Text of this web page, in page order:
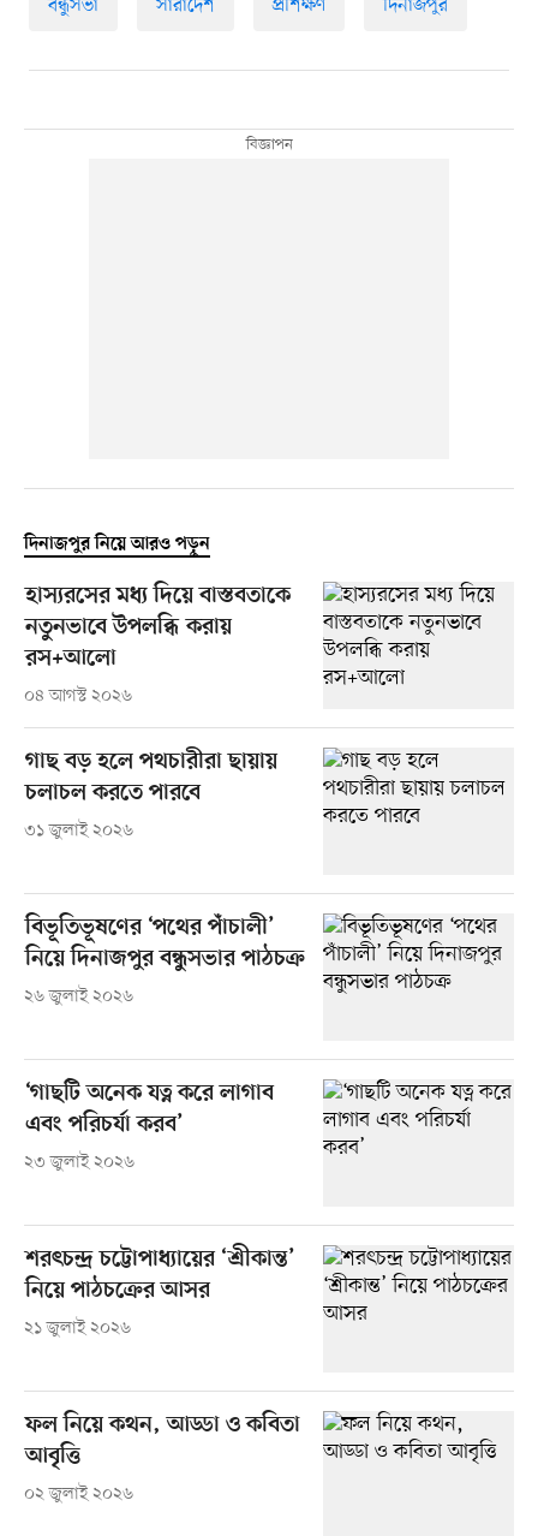
বন্ধুসভা সারাদেশ প্রশিক্ষণ দিনাজপুর
দিনাজপুর নিয়ে আরও পড়ুন
হাস্যরসের মধ্য দিয়ে বাস্তবতাকে
নতুনভাবে উপলব্ধি করায়
রস+আলো
০৪ আগস্ট ২০২৬
গাছ বড় হলে পথচারীরা ছায়ায়
চলাচল করতে পারবে
৩১ জুলাই ২০২৬
বিভূতিভূষণের ‘পথের পাঁচালী’
নিয়ে দিনাজপুর বন্ধুসভার পাঠচক্র
২৬ জুলাই ২০২৬
‘গাছটি অনেক যত্ন করে লাগাব
এবং পরিচর্যা করব’
২৩ জুলাই ২০২৬
শরৎচন্দ্র চট্টোপাধ্যায়ের ‘শ্রীকান্ত’
নিয়ে পাঠচক্রের আসর
২১ জুলাই ২০২৬
ফল নিয়ে কথন, আড্ডা ও কবিতা
আবৃত্তি
০২ জুলাই ২০২৬